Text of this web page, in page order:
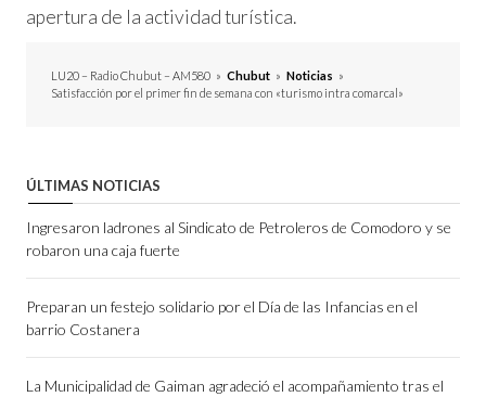
apertura de la actividad turística.
LU20 – Radio Chubut – AM580 » Chubut » Noticias »
Satisfacción por el primer fin de semana con «turismo intra comarcal»
ÚLTIMAS NOTICIAS
Ingresaron ladrones al Sindicato de Petroleros de Comodoro y se
robaron una caja fuerte
Preparan un festejo solidario por el Día de las Infancias en el
barrio Costanera
La Municipalidad de Gaiman agradeció el acompañamiento tras el